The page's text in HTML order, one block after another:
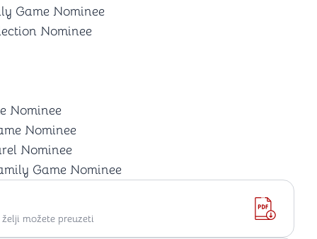
Game Nominee
Nominee
Nominee
Nominee
Nominee
Game Nominee
možete preuzeti